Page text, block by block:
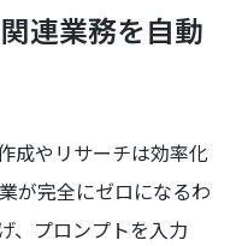
連業務を自動
成やリサーチは効率化
が完全にゼロになるわ
、プロンプトを入力